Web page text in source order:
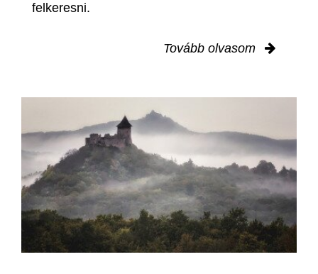
felkeresni.
Tovább olvasom